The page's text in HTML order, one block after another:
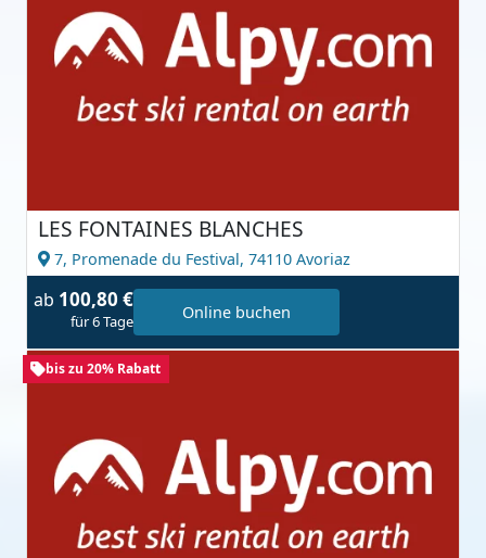
LES FONTAINES BLANCHES
7, Promenade du Festival, 74110 Avoriaz
ab 100,80 €
für 6 Tage Online buchen
bis zu 20% Rabatt